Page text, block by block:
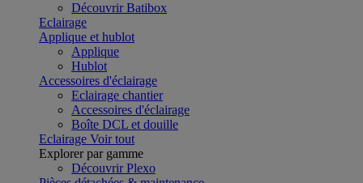
Découvrir Batibox
Eclairage
Applique et hublot
Applique
Hublot
Accessoires d'éclairage
Eclairage chantier
Accessoires d'éclairage
Boîte DCL et douille
Eclairage Voir tout
Explorer par gamme
Découvrir Plexo